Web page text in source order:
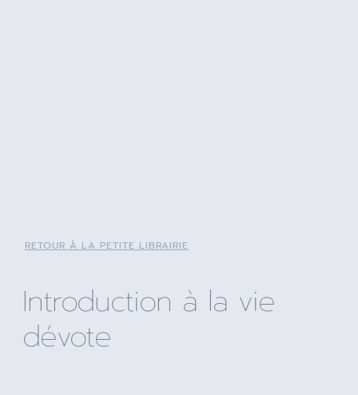
RETOUR À LA PETITE LIBRAIRIE
Introduction à la vie
dévote